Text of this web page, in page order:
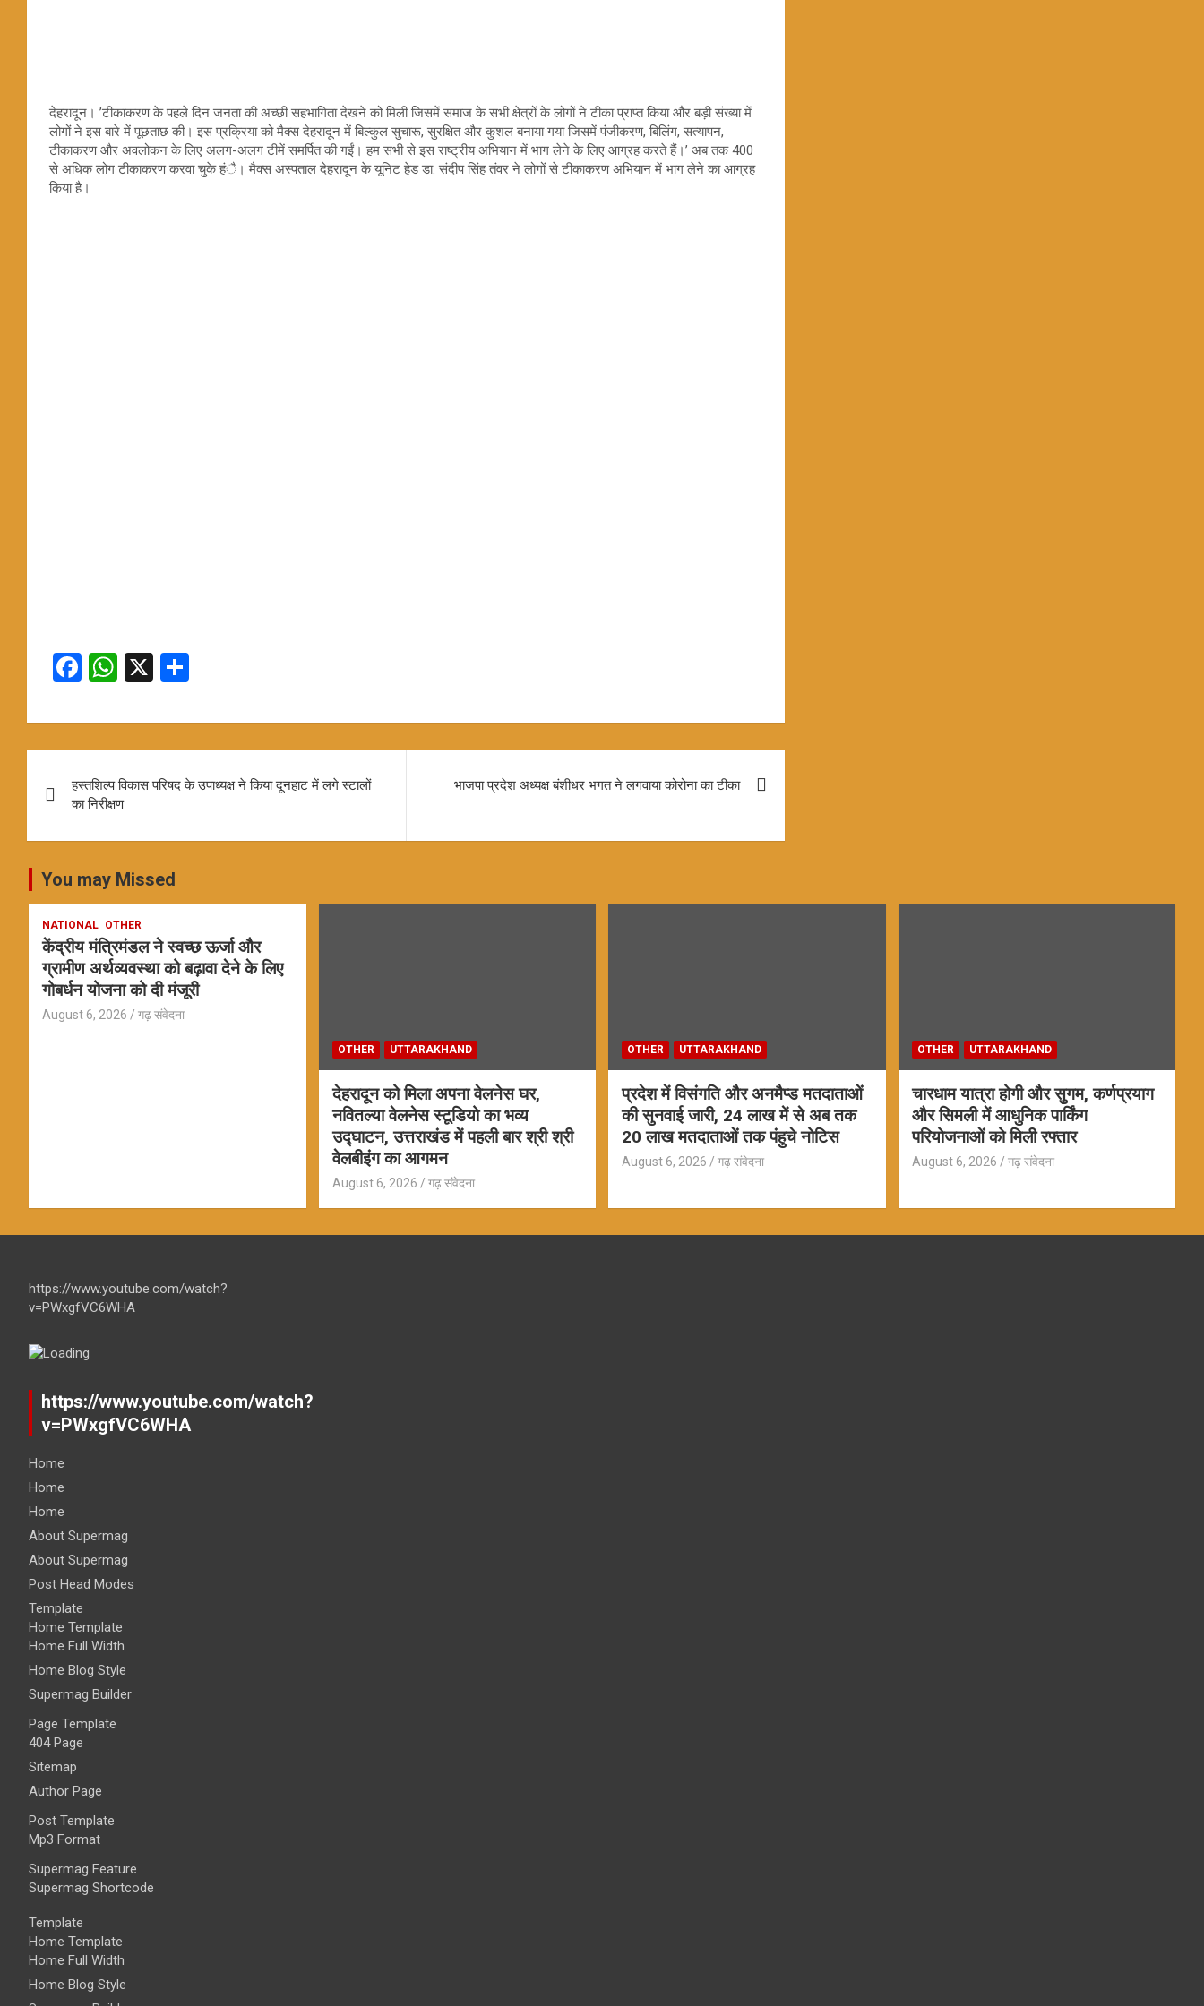
देहरादून। ’टीकाकरण के पहले दिन जनता की अच्छी सहभागिता देखने को मिली जिसमें समाज के सभी क्षेत्रों के लोगों ने टीका प्राप्त किया और बड़ी संख्या में
लोगों ने इस बारे में पूछताछ की। इस प्रक्रिया को मैक्स देहरादून में बिल्कुल सुचारू, सुरक्षित और कुशल बनाया गया जिसमें पंजीकरण, बिलिंग, सत्यापन,
टीकाकरण और अवलोकन के लिए अलग-अलग टीमें समर्पित की गईं। हम सभी से इस राष्ट्रीय अभियान में भाग लेने के लिए आग्रह करते हैं।’ अब तक 400
से अधिक लोग टीकाकरण करवा चुके हंै। मैक्स अस्पताल देहरादून के यूनिट हेड डा. संदीप सिंह तंवर ने लोगों से टीकाकरण अभियान में भाग लेने का आग्रह
किया है।
F
ce
b
o
o
k
W
at
s
A
p
p
X
ar
e
navigation
हस्तशिल्प विकास परिषद के उपाध्यक्ष ने किया दूनहाट में लगे स्टालों
का निरीक्षण
भाजपा प्रदेश अध्यक्ष बंशीधर भगत ने लगवाया कोरोना का टीका
You may Missed
NATIONAL OTHER
केंद्रीय मंत्रिमंडल ने स्वच्छ ऊर्जा और
ग्रामीण अर्थव्यवस्था को बढ़ावा देने के लिए
गोबर्धन योजना को दी मंजूरी
August 6, 2026 गढ़ संवेदना
OTHER UTTARAKHAND
देहरादून को मिला अपना वेलनेस घर,
नवितल्या वेलनेस स्टूडियो का भव्य
उद्घाटन, उत्तराखंड में पहली बार श्री श्री
वेलबीइंग का आगमन
August 6, 2026 गढ़ संवेदना
OTHER UTTARAKHAND
प्रदेश में विसंगति और अनमैप्ड मतदाताओं
की सुनवाई जारी, 24 लाख में से अब तक
20 लाख मतदाताओं तक पंहुचे नोटिस
August 6, 2026 गढ़ संवेदना
OTHER UTTARAKHAND
चारधाम यात्रा होगी और सुगम, कर्णप्रयाग
और सिमली में आधुनिक पार्किंग
परियोजनाओं को मिली रफ्तार
August 6, 2026 गढ़ संवेदना
https://www.youtube.com/watch?
v=PWxgfVC6WHA
https://www.youtube.com/watch?
v=PWxgfVC6WHA
Home
Home
Home
About Supermag
About Supermag
Post Head Modes
Template
Home Template
Home Full Width
Home Blog Style
Supermag Builder
Page Template
404 Page
Sitemap
Author Page
Post Template
Mp3 Format
Supermag Feature
Supermag Shortcode
Template
Home Template
Home Full Width
Home Blog Style